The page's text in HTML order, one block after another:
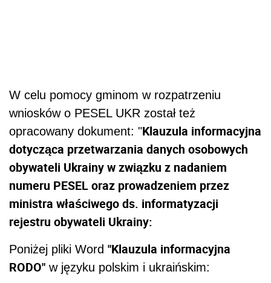
W celu pomocy gminom w rozpatrzeniu
wniosków o PESEL UKR został też
opracowany dokument: "Klauzula informacyjna
dotycząca przetwarzania danych osobowych
obywateli Ukrainy w związku z nadaniem
numeru PESEL oraz prowadzeniem przez
ministra właściwego ds. informatyzacji
rejestru obywateli Ukrainy:
Poniżej pliki Word "Klauzula informacyjna
RODO" w języku polskim i ukraińskim: